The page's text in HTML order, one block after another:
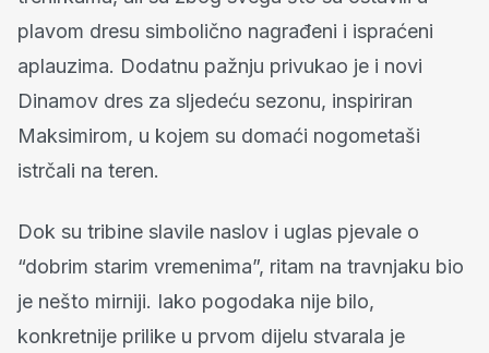
plavom dresu simbolično nagrađeni i ispraćeni
aplauzima. Dodatnu pažnju privukao je i novi
Dinamov dres za sljedeću sezonu, inspiriran
Maksimirom, u kojem su domaći nogometaši
istrčali na teren.
Dok su tribine slavile naslov i uglas pjevale o
“dobrim starim vremenima”, ritam na travnjaku bio
je nešto mirniji. Iako pogodaka nije bilo,
konkretnije prilike u prvom dijelu stvarala je